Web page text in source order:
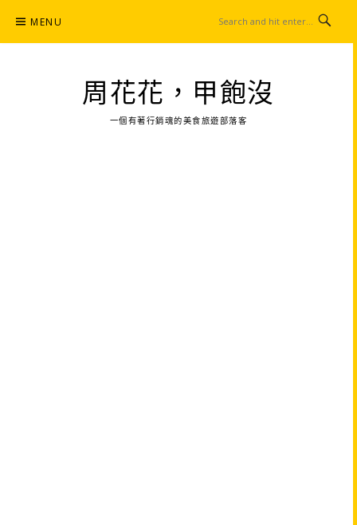
content
MENU
周花花，甲飽沒
一個有著行銷魂的美食旅遊部落客